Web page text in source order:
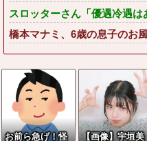
スロッターさん「優遇冷遇
橋本マナミ、6歳の息子のお
お前ら急げ！怪 【画像】宇垣美